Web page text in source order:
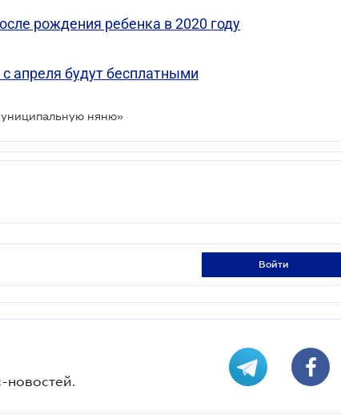
рождения ребенка в 2020 году
апреля будут бесплатными
няню»
войти
новостей.